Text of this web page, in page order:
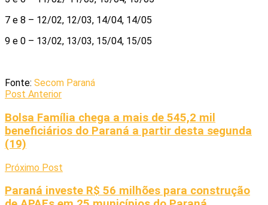
7 e 8 – 12/02, 12/03, 14/04, 14/05
9 e 0 – 13/02, 13/03, 15/04, 15/05
Fonte: Secom Paraná
Post Anterior
Bolsa Família chega a mais de 545,2 mil
beneficiários do Paraná a partir desta segunda
(19)
Próximo Post
Paraná investe R$ 56 milhões para construção